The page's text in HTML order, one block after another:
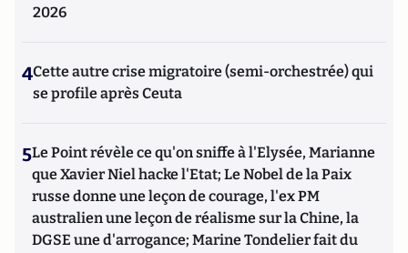
2026
4Cette autre crise migratoire (semi-orchestrée) qui
se profile après Ceuta
5Le Point révèle ce qu'on sniffe à l'Elysée, Marianne
que Xavier Niel hacke l'Etat; Le Nobel de la Paix
russe donne une leçon de courage, l'ex PM
australien une leçon de réalisme sur la Chine, la
DGSE une d'arrogance; Marine Tondelier fait du